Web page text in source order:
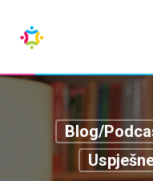
glavni
sadržaj
Blog/